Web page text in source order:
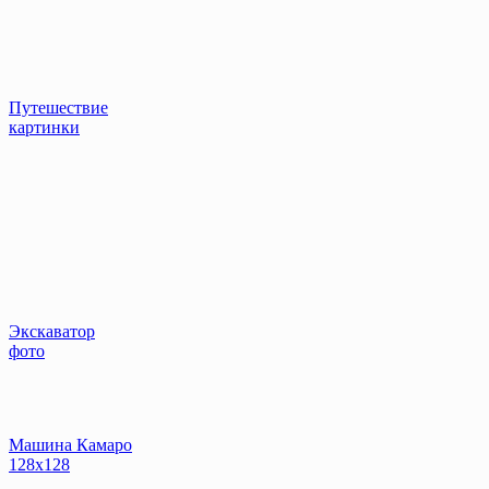
Путешествие
картинки
Экскаватор
фото
Машина Камаро
128x128